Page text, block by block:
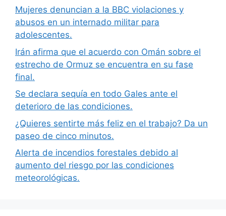
Mujeres denuncian a la BBC violaciones y
abusos en un internado militar para
adolescentes.
Irán afirma que el acuerdo con Omán sobre el
estrecho de Ormuz se encuentra en su fase
final.
Se declara sequía en todo Gales ante el
deterioro de las condiciones.
¿Quieres sentirte más feliz en el trabajo? Da un
paseo de cinco minutos.
Alerta de incendios forestales debido al
aumento del riesgo por las condiciones
meteorológicas.